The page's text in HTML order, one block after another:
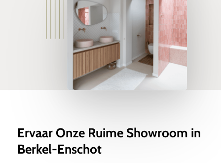
Ervaar Onze Ruime Showroom in
Berkel-Enschot